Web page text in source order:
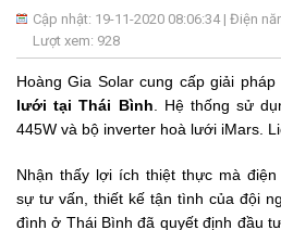
Dự
án
Hoàng
Gia
Group
Giới
thiệu
Cập nhật: 19-11-2020 08:06:34 | Điện
Lượt xem: 928
Hoàng Gia Solar cung cấp giải pháp
lưới tại Thái Bình . Hệ thống sử
445W và bộ inverter hoà lưới iMars.
Nhận thấy lợi ích thiệt thực mà
sự tư vấn, thiết kế tận tình của đội
đình ở Thái Bình đã quyết định đầu